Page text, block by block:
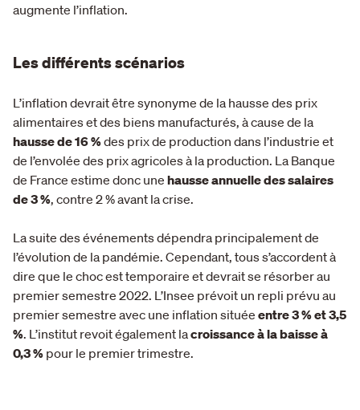
augmente l’inflation.
Les différents scénarios
L’inflation devrait être synonyme de la hausse des prix
alimentaires et des biens manufacturés, à cause de la
hausse de 16 %des prix de production dans l’industrie et
de l’envolée des prix agricoles à la production. La Banque
de France estime donc une hausse annuelle des salaires
de 3 %, contre 2 % avant la crise.
La suite des événements dépendra principalement de
l’évolution de la pandémie. Cependant, tous s’accordent à
dire que le choc est temporaire et devrait se résorber au
premier semestre 2022. L’Insee prévoit un repli prévu au
premier semestre avec une inflation située entre 3 % et 3,5
%. L’institut revoit également lacroissance à la baisse à
0,3 % pour le premier trimestre.